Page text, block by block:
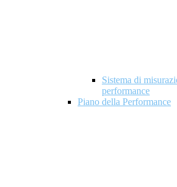
Sistema di
performance
Piano della Performance